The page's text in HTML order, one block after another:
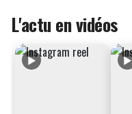
L'actu en vidéos
▶ ▶